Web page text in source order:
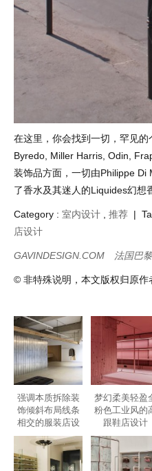
在这里，你会找到一切，罕见
Byredo, Miller Harris, Odin,
装饰品方面，一切由Philippe Di
了香水及其迷人的Liquides幻想
Category : 室内设计 推荐 |
店设计
GAVINDESIGN.COM 法国巴
© 非特殊说明，本文版权归原作
强调本质拆除装
饰倾斜布局线条
相交的服装店设
计
梦幻柔美轻盈
粉色工业风的
跟鞋店设计